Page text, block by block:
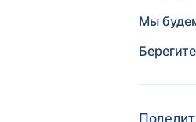
Мы